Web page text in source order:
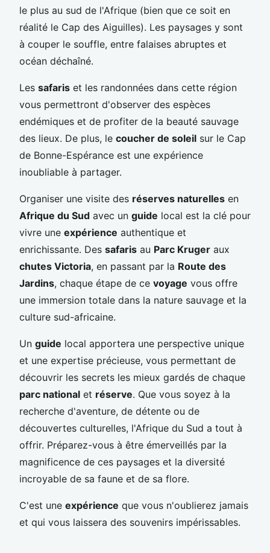
le plus au sud de l'Afrique (bien que ce soit en
réalité le Cap des Aiguilles). Les paysages y sont
à couper le souffle, entre falaises abruptes et
océan déchaîné.
Les safaris et les randonnées dans cette région
vous permettront d'observer des espèces
endémiques et de profiter de la beauté sauvage
des lieux. De plus, le coucher de soleil sur le Cap
de Bonne-Espérance est une expérience
inoubliable à partager.
Organiser une visite des réserves naturelles en
Afrique du Sud avec un guide local est la clé pour
vivre une expérience authentique et
enrichissante. Des safaris au Parc Kruger aux
chutes Victoria, en passant par la Route des
Jardins, chaque étape de ce voyage vous offre
une immersion totale dans la nature sauvage et la
culture sud-africaine.
Un guide local apportera une perspective unique
et une expertise précieuse, vous permettant de
découvrir les secrets les mieux gardés de chaque
parc national et réserve. Que vous soyez à la
recherche d'aventure, de détente ou de
découvertes culturelles, l'Afrique du Sud a tout à
offrir. Préparez-vous à être émerveillés par la
magnificence de ces paysages et la diversité
incroyable de sa faune et de sa flore.
C'est une expérience que vous n'oublierez jamais
et qui vous laissera des souvenirs impérissables.